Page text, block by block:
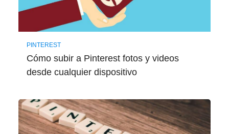
PINTEREST
Cómo subir a Pinterest fotos y videos
desde cualquier dispositivo